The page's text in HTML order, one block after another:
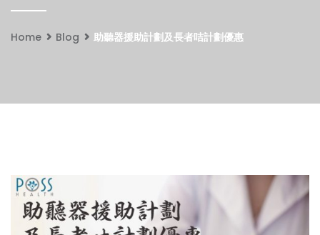
Home Blog 助聽器援助計劃及長者咭計劃優惠